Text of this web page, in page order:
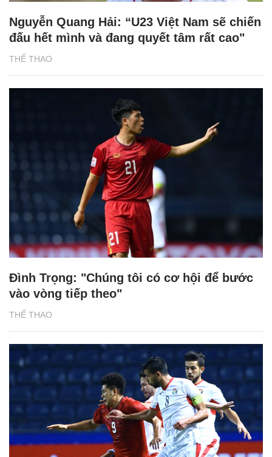
THỂ THAO
Nguyễn Quang Hải: “U23 Việt Nam sẽ chiến
đấu hết mình và đang quyết tâm rất cao"
THỂ THAO
Đình Trọng: "Chúng tôi có cơ hội để bước
vào vòng tiếp theo"